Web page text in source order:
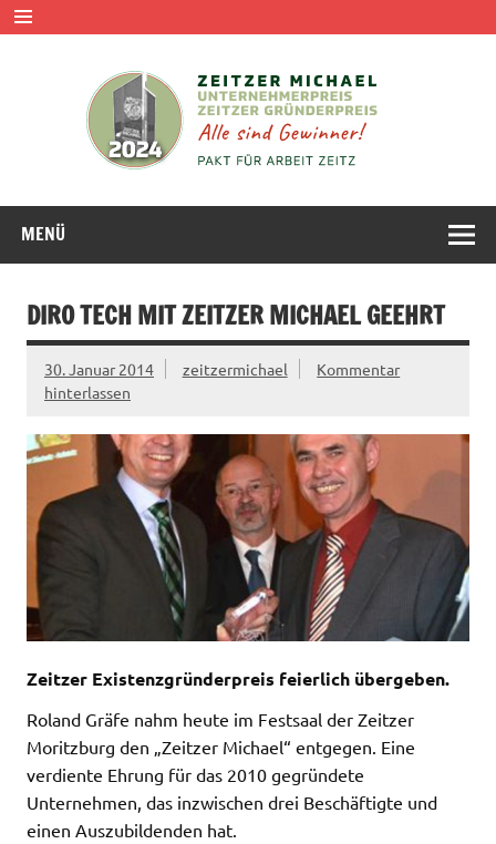
MENÜ
DIRO TECH MIT ZEITZER MICHAEL GEEHRT
30. Januar 2014 zeitzermichael
Kommentar
hinterlassen
Zeitzer Existenzgründerpreis feierlich übergeben.
Roland Gräfe nahm heute im Festsaal der Zeitzer
Moritzburg den „Zeitzer Michael“ entgegen. Eine
verdiente Ehrung für das 2010 gegründete
Unternehmen, das inzwischen drei Beschäftigte und
einen Auszubildenden hat.